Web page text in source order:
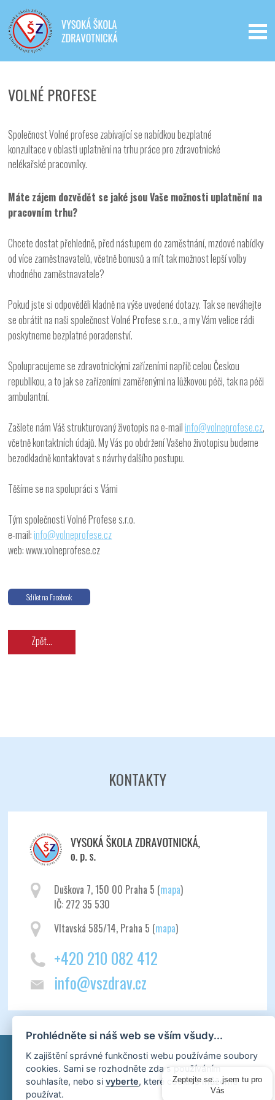
VOLNÉ PROFESE
Společnost Volné profese zabívající se nabídkou bezplatné
konzultace v oblasti uplatnění na trhu práce pro zdravotnické
nelékařské pracovníky.
Máte zájem dozvědět se jaké jsou Vaše možnosti uplatnění na
pracovním trhu?
Chcete dostat přehledně, před nástupem do zaměstnání, mzdové nabídky
od více zaměstnavatelů, včetně bonusů a mít tak možnost lepší volby
vhodného zaměstnavatele?
Pokud jste si odpověděli kladně na výše uvedené dotazy. Tak se neváhejte
se obrátit na naši společnost Volné Profese s.r.o., a my Vám velice rádi
poskytneme bezplatné poradenství.
Spolupracujeme se zdravotnickými zařízeními napříč celou Českou
republikou, a to jak se zařízeními zaměřenými na lůžkovou péči, tak na péči
ambulantní.
Zašlete nám Váš strukturovaný životopis na e-mailinfo@volneprofese.cz,
včetně kontaktních údajů. My Vás po obdržení Vašeho životopisu budeme
bezodkladně kontaktovat s návrhy dalšího postupu.
Těšíme se na spolupráci s Vámi
Tým společnosti Volné Profese s.r.o.
e-mail:info@volneprofese.cz
web: www.volneprofese.cz
Sdílet na Facebook
Zpět...
KONTAKTY
Duškova 7, 150 00 Praha 5 (mapa)
IČ: 272 35 530
Vltavská 585/14, Praha 5 (mapa)
+420 210 082 412
info@vszdrav.cz
Prohlédněte si náš web se vším všudy...
K zajištění správné funkčnosti webu používáme soubory
cookies. Sami se rozhodněte zda s používáním
souhlasíte, nebo sivyberte, které cookies můžeme
používat.
Zeptejte se... jsem tu pro
Vás
Iveta - Vysoká škola zdravotnická,
o.p.s.